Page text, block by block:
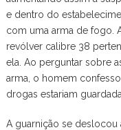
e dentro do
com uma arma de fogo.
revólver calibre 38
ela. Ao perguntar sobre
arma, o homem
drogas estariam
A guarnição se deslocou